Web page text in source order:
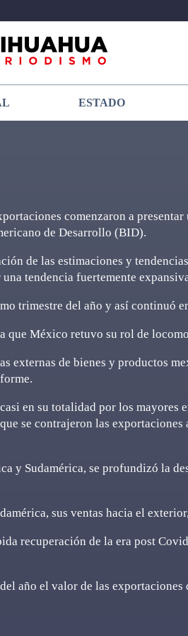
ESTADO
comenzaron a
de Desarrollo (BID).
de las estimaciones y
tendencia fuertemente
trimestre del año y así continuó
que México retuvo su rol de
externas de bienes y productos
en su totalidad por los mayores
se contrajeron las exportaciones
y Sudamérica, se profundizó la
sus ventas hacia el
recuperación de la era post
año el valor de las